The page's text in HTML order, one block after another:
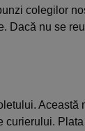
colegilor
Dacă nu se